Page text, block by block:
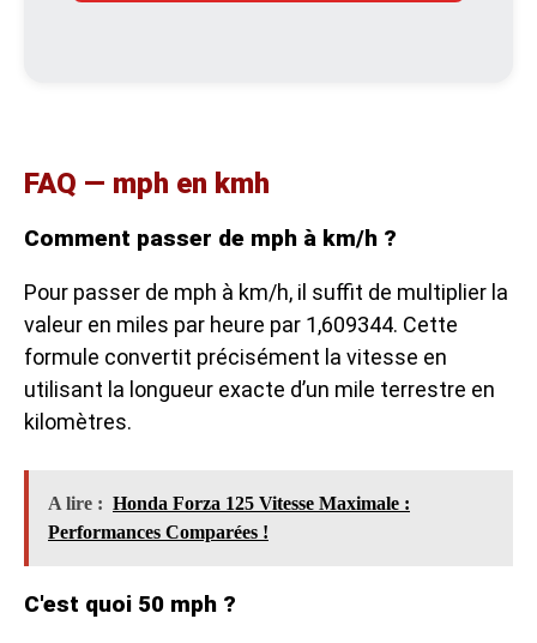
FAQ — mph en kmh
Comment passer de mph à km/h ?
Pour passer de mph à km/h, il suffit de multiplier la
valeur en miles par heure par 1,609344. Cette
formule convertit précisément la vitesse en
utilisant la longueur exacte d’un mile terrestre en
kilomètres.
A lire : Honda Forza 125 Vitesse Maximale :
Performances Comparées !
C'est quoi 50 mph ?